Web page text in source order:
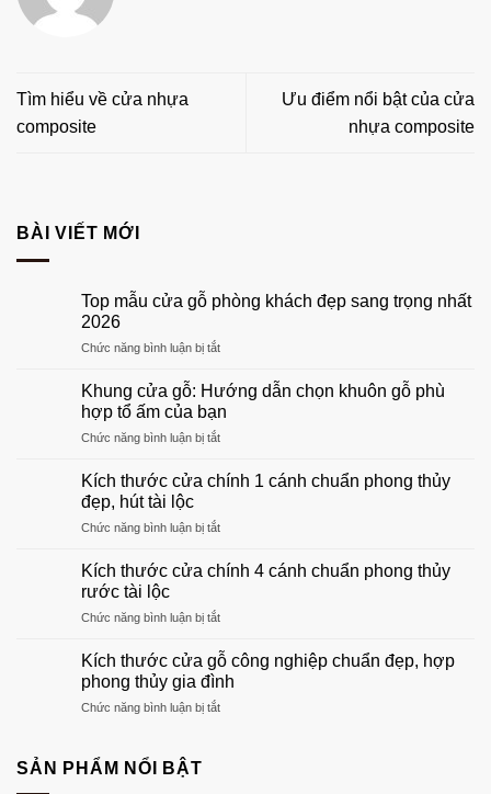
Tìm hiểu về cửa nhựa
composite
Ưu điểm nổi bật của cửa
nhựa composite
BÀI VIẾT MỚI
Top mẫu cửa gỗ phòng khách đẹp sang trọng nhất
2026
Chức năng bình luận bị tắtở
mẫu
gỗ
phòng
đẹp
nhất
Khung cửa gỗ: Hướng dẫn chọn khuôn gỗ phù
hợp tổ ấm của bạn
Chức năng bình luận bị tắtở
cửa
dẫn
khuôn
hợp
ấm
của
Kích thước cửa chính 1 cánh chuẩn phong thủy
đẹp, hút tài lộc
Chức năng bình luận bị tắtở
thước
1
chuẩn
phong
đẹp,
Kích thước cửa chính 4 cánh chuẩn phong thủy
rước tài lộc
Chức năng bình luận bị tắtở
thước
cửa
chính
4
Kích thước cửa gỗ công nghiệp chuẩn đẹp, hợp
phong thủy gia đình
Chức năng bình luận bị tắtở
SẢN PHẨM NỔI BẬT